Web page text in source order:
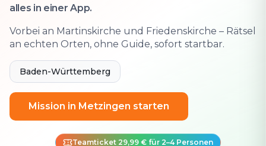
alles in einer App.
Vorbei an Martinskirche und Friedenskirche – Rätsel
an echten Orten, ohne Guide, sofort startbar.
Baden-Württemberg
Mission in Metzingen starten
Teamticket 29,99 € für 2–4 Personen